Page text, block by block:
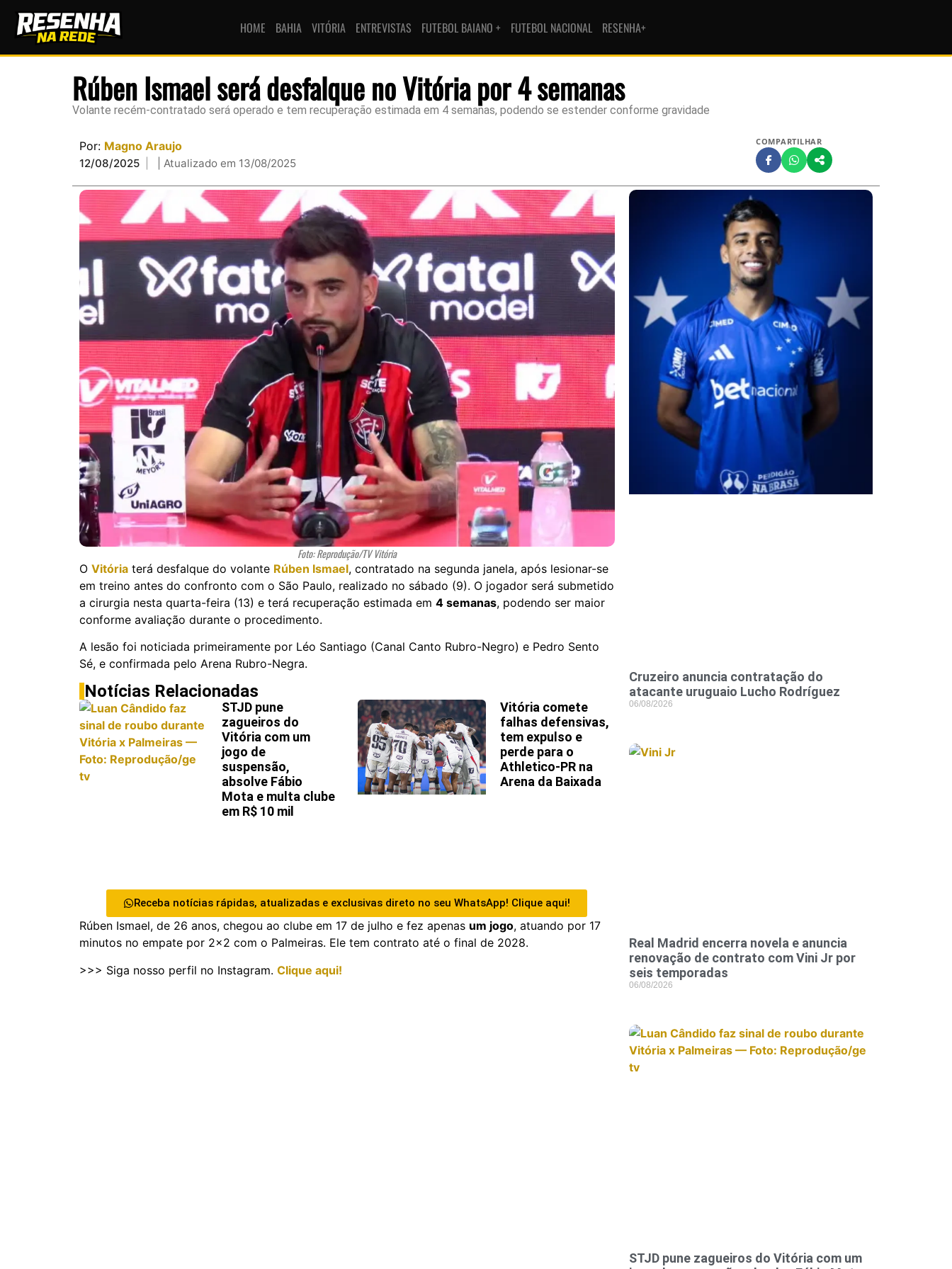
HOME BAHIA VITÓRIA ENTREVISTAS FUTEBOL BAIANO + FUTEBOL NACIONAL RESENHA+
Rúben Ismael será desfalque no Vitória por 4 semanas
Volante recém-contratado será operado e tem recuperação estimada em 4 semanas, podendo se estender conforme gravidade
Por: Magno Araujo
12/08/2025 | Atualizado em 13/08/2025
COMPARTILHAR
Foto: Reprodução/TV Vitória
O Vitória terá desfalque do volante Rúben Ismael, contratado na segunda janela, após lesionar-se
em treino antes do confronto com o São Paulo, realizado no sábado (9). O jogador será submetido
a cirurgia nesta quarta-feira (13) e terá recuperação estimada em 4 semanas, podendo ser maior
conforme avaliação durante o procedimento.
A lesão foi noticiada primeiramente por Léo Santiago (Canal Canto Rubro-Negro) e Pedro Sento
Sé, e confirmada pelo Arena Rubro-Negra.
Notícias Relacionadas
STJD pune
zagueiros do
Vitória com um
jogo de
suspensão,
absolve Fábio
Mota e multa clube
em R$ 10 mil
Vitória comete
falhas defensivas,
tem expulso e
perde para o
Athletico-PR na
Arena da Baixada
Receba notícias rápidas, atualizadas e exclusivas direto no seu WhatsApp! Clique aqui!
Rúben Ismael, de 26 anos, chegou ao clube em 17 de julho e fez apenas um jogo, atuando por 17
minutos no empate por 2×2 com o Palmeiras. Ele tem contrato até o final de 2028.
>>> Siga nosso perfil no Instagram. Clique aqui!
Cruzeiro anuncia contratação do
atacante uruguaio Lucho Rodríguez
06/08/2026
Real Madrid encerra novela e anuncia
renovação de contrato com Vini Jr por
seis temporadas
06/08/2026
STJD pune zagueiros do Vitória com um